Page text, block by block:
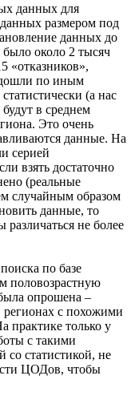
данных для
данных размером под
данных до
около 2 тысяч
«отказников»,
дошли по иным
(а нас
в среднем
Это очень
данные. На
серией
взять достаточно
(реальные
случайным образом
данные, то
различаться не более
по базе
половозрастную
опрошена –
регионах с похожими
практике только у
с такими
статистикой, не
ЦОДов, чтобы